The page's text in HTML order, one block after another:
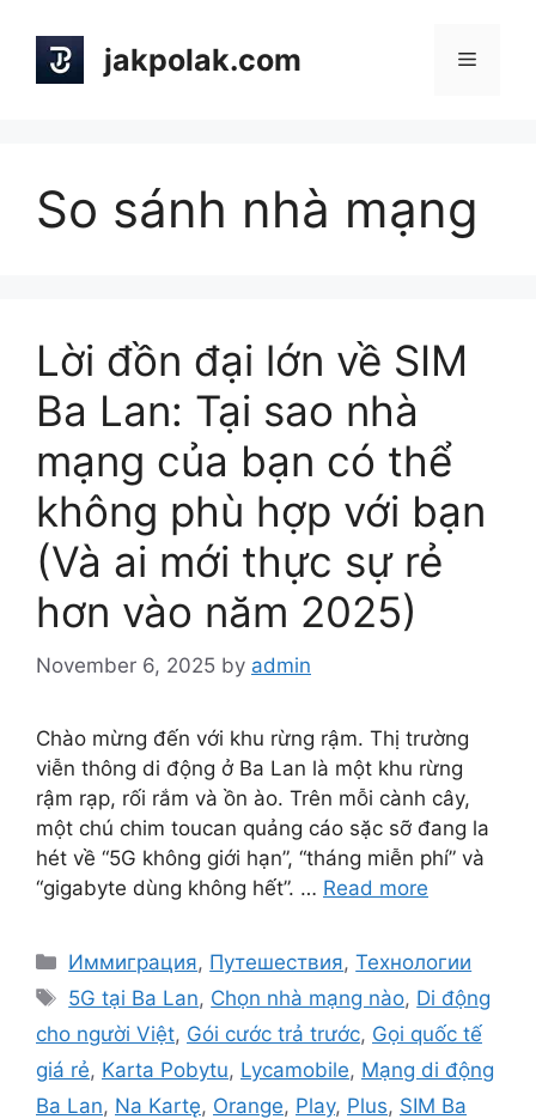
content
jakpolak.com Menu
So sánh nhà mạng
Lời đồn đại lớn về SIM
Ba Lan: Tại sao nhà
mạng của bạn có thể
không phù hợp với bạn
(Và ai mới thực sự rẻ
hơn vào năm 2025)
November 6, 2025 by admin
Chào mừng đến với khu rừng rậm. Thị trường
viễn thông di động ở Ba Lan là một khu rừng
rậm rạp, rối rắm và ồn ào. Trên mỗi cành cây,
một chú chim toucan quảng cáo sặc sỡ đang la
hét về “5G không giới hạn”, “tháng miễn phí” và
“gigabyte dùng không hết”. … Read more
Categories
Иммиграция, Путешествия,Технологии
Tags
5G tại Ba Lan, Chọn nhà mạng nào, Di động
cho người Việt, Gói cước trả trước, Gọi quốc tế
giá rẻ, Karta Pobytu, Lycamobile, Mạng di động
Ba Lan, Na Kartę, Orange, Play, Plus, SIM Ba